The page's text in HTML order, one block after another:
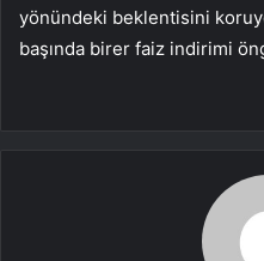
yönündeki beklentisini
başında birer faiz indirimi